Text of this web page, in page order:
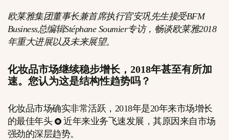
欧莱雅集团董事长兼首席执行官安巩先生接受BFM
Business总编辑Stéphane Soumier专访，畅谈欧莱雅2018
年重大进展以及未来展望。
化妆品市场继续稳步增长，2018年甚至有所加
速。您认为这是结构性趋势吗？
化妆品市场确实非常活跃，2018年是20年来市场增长
的最佳年头
近年来业务飞速发展，其原因来自市场
强劲的深层趋势。